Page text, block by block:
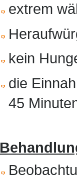
extrem
kein
die
45